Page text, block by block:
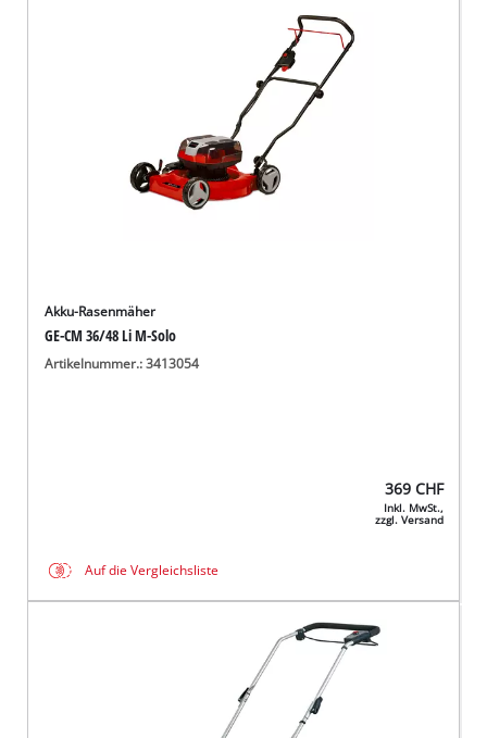
Akku-Rasenmäher
GE-CM 36/48 Li M-Solo
Artikelnummer.: 3413054
369 CHF
Inkl. MwSt.,
zzgl. Versand
Auf die Vergleichsliste